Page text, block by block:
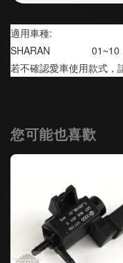
適用車種:
SHARAN               01~10
若不確認愛車使用款式，
您可能也喜歡